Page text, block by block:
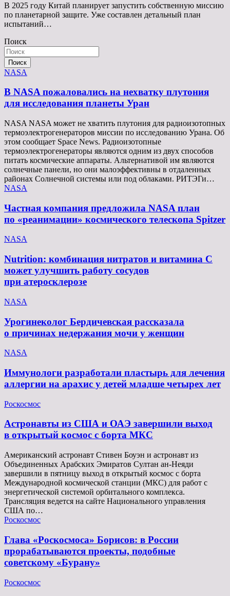
В 2025 году Китай планирует запустить собственную миссию
по планетарной защите. Уже составлен детальный план
испытаний…
Поиск
Поиск
NASA
В NASA пожаловались на нехватку плутония
для исследования планеты Уран
NASA NASA может не хватить плутония для радиоизотопных
термоэлектрогенераторов миссии по исследованию Урана. Об
этом сообщает Space News. Радиоизотопные
термоэлектрогенераторы являются одним из двух способов
питать космические аппараты. Альтернативой им являются
солнечные панели, но они малоэффективны в отдаленных
районах Солнечной системы или под облаками. РИТЭГи…
NASA
Частная компания предложила NASA план
по «реанимации» космического телескопа Spitzer
NASA
Nutrition: комбинация нитратов и витамина C
может улучшить работу сосудов
при атеросклерозе
NASA
Урогинеколог Бердичевская рассказала
о причинах недержания мочи у женщин
NASA
Иммунологи разработали пластырь для лечения
аллергии на арахис у детей младше четырех лет
Роскосмос
Астронавты из США и ОАЭ завершили выход
в открытый космос с борта МКС
Американский астронавт Стивен Боуэн и астронавт из
Объединенных Арабских Эмиратов Султан ан-Неяди
завершили в пятницу выход в открытый космос с борта
Международной космической станции (МКС) для работ с
энергетической системой орбитального комплекса.
Трансляция ведется на сайте Национального управления
США по…
Роскосмос
Глава «Роскосмоса» Борисов: в России
прорабатываются проекты, подобные
советскому «Бурану»
Роскосмос